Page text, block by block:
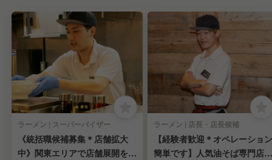
ラーメン | スーパーバイザー
《統括職候補募集＊店舗拡大
中》関東エリアで店舗展開を行
ラーメン | 店長・店長候補
【経験者歓迎＊オペレーション
簡単です】人気油そば専門店